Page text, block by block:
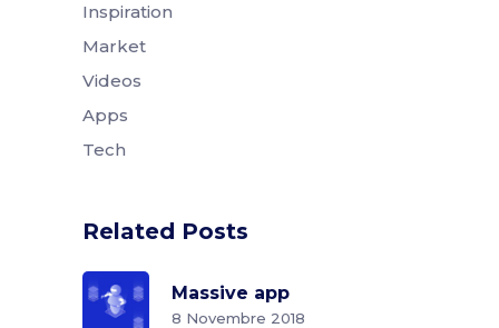
Inspiration
Market
Videos
Apps
Tech
Related Posts
Massive app
8 Novembre 2018